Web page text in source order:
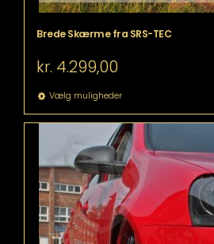
Brede Skærme fra SRS-TEC
kr. 4.299,00
Vælg mulighederDette
vare
har
flere
varianter.
Mulighederne
kan
vælges
på
varesiden